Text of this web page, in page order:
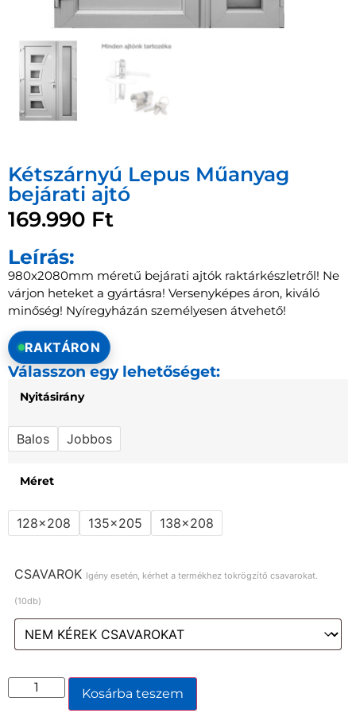
Kétszárnyú Lepus Műanyag
bejárati ajtó
169.990 Ft
Leírás:
980x2080mm méretű bejárati ajtók raktárkészletről! Ne
várjon heteket a gyártásra! Versenyképes áron, kiváló
minőség! Nyíregyházán személyesen átvehető!
RAKTÁRON
Válasszon egy lehetőséget:
Nyitásirány
Balos Jobbos
Méret
128x208 135x205 138x208
CSAVAROK Igény esetén, kérhet a termékhez tokrögzítő csavarokat.
(10db)
Kosárba teszem